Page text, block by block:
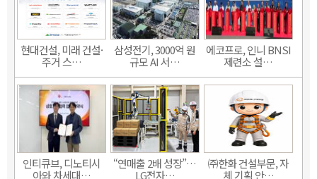
현대건설, 미래 건설·
주거 스…
삼성전기, 3000억 원
규모 AI 서…
에코프로, 인니 BNSI
제련소 설…
인티큐브, 디노티시
아와 차세대…
“연매출 2배 성장”…
LG전자…
㈜한화 건설부문, 자
체 기획 안…